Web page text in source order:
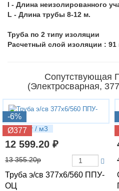
l - Длина неизолированного
L - Длина трубы 8-12 м.
Труба по 2 типу изоляции
Расчетный слой изоляции : 91
Сопутствующая
(Электросварная,
-6%
Ø377
79.94 кг / м3
12 599.20 ₽
13 355.20р
Труба э/св 377х6/560 ППУ-
ОЦ